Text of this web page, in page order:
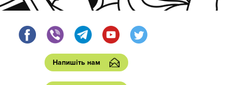
Напишіть нам